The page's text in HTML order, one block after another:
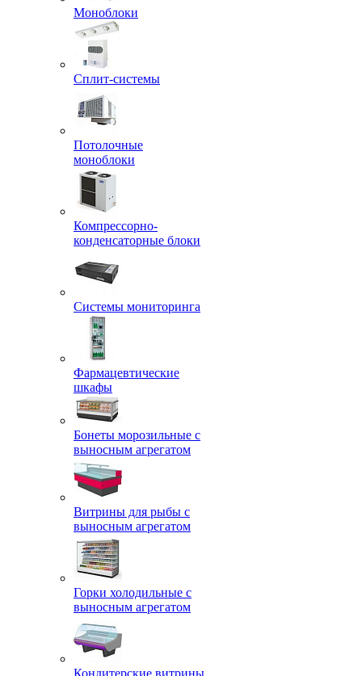
Моноблоки
Сплит-системы
Потолочные
моноблоки
Компрессорно-
конденсаторные блоки
Системы мониторинга
Фармацевтические
шкафы
Бонеты морозильные с
выносным агрегатом
Витрины для рыбы с
выносным агрегатом
Горки холодильные с
выносным агрегатом
Кондитерские витрины